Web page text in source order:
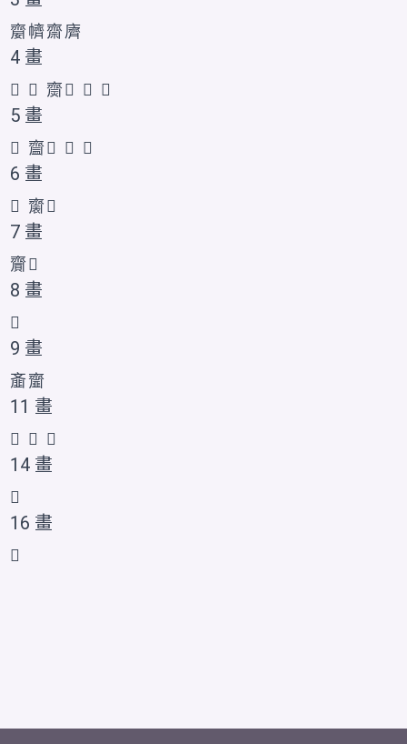
䶒䶓齋𪗆
4 畫
𱌗 𬹳 齌𠆜 𪗇 𪗈
5 畫
𱌘 齍𪗉 𪗊 𬹲
6 畫
𱌙 𪗋𪗌
7 畫
齎𪗎
8 畫
𪗍
9 畫
齑齏
11 畫
𪗏 𪗐 𪗑
14 畫
𪗒
16 畫
𪗓